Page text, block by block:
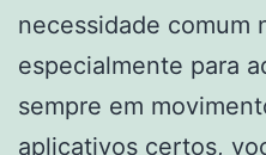
necessidade comum
especialmente para
sempre em
aplicativos certos,